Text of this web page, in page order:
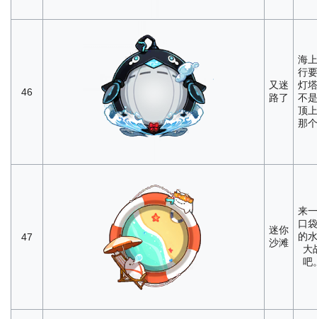
46
又迷
路了
海
行
灯
不
顶
那
47
迷你
沙滩
来
口
的
大
吧